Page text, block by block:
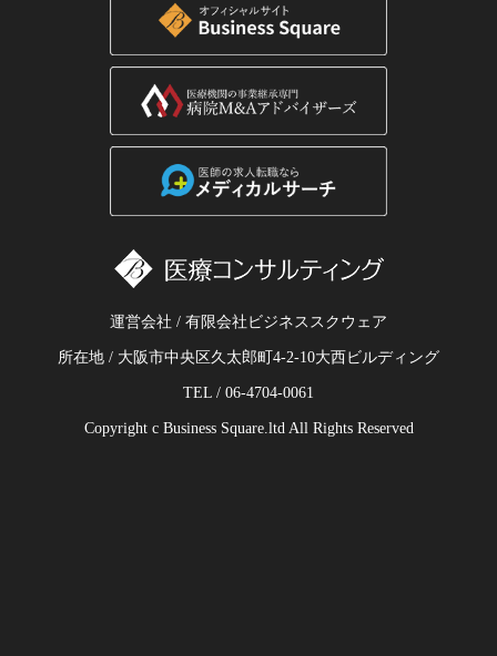
運営会社 / 有限会社ビジネススクウェア
所在地 / 大阪市中央区久太郎町4-2-10大西ビルディング
TEL / 06-4704-0061
Copyright c Business Square.ltd All Rights Reserved